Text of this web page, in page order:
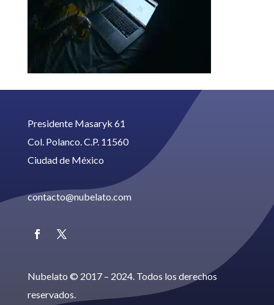
Presidente Masaryk 61
Col. Polanco. C.P. 11560
Ciudad de México
contacto@nubelato.com
Nubelato © 2017 – 2024. Todos los derechos
reservados.